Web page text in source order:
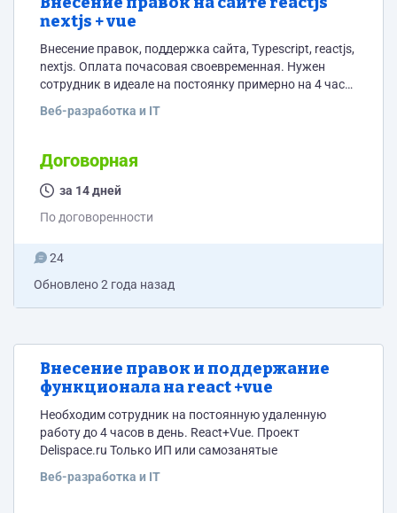
nextjs + vue
Внесение правок, поддержка сайта, Typescript, reactjs,
nextjs. Оплата почасовая своевременная. Нужен
сотрудник в идеале на постоянку примерно на 4 часа
Веб-разработка и IT
Договорная
за 14 дней
По договоренности
24
Обновлено2 года назад
Внесение правок и поддержание
функционала на react +vue
Необходим сотрудник на постоянную удаленную
работу до 4 часов в день. React+Vue. Проект
Delispace.ru Только ИП или самозанятые
Веб-разработка и IT